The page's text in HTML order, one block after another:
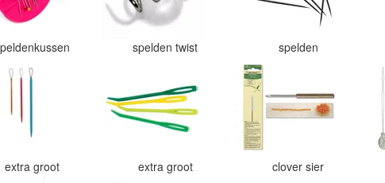
spelden twist spelden
extra groot extra groot clover sier